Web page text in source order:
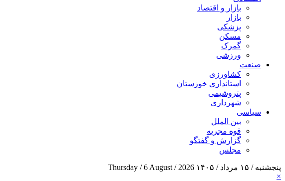
بازار و اقتصاد
بازار
پزشکی
مسکن
گمرک
ورزشی
صنعت
کشاورزی
استانداری خوزستان
پتروشیمی
شهرداری
سیاسی
بین الملل
قوه مجریه
گزارش و گفتگو
مجلس
پنجشنبه / ۱۵ مرداد / ۱۴۰۵
Thursday / 6 August / 2026
×